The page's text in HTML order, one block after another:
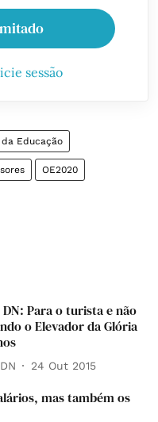
sessão
Educação
OE2020
Para o turista e não
o Elevador da Glória
24 Out 2015
mas também os